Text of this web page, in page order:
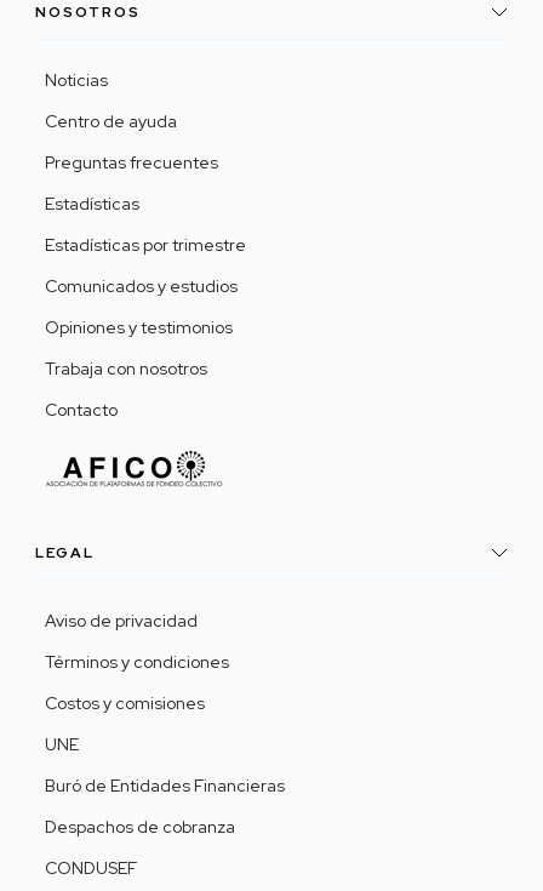
NOSOTROS
Noticias
Centro de ayuda
Preguntas frecuentes
Estadísticas
Estadísticas por trimestre
Comunicados y estudios
Opiniones y testimonios
Trabaja con nosotros
Contacto
LEGAL
Aviso de privacidad
Términos y condiciones
Costos y comisiones
UNE
Buró de Entidades Financieras
Despachos de cobranza
CONDUSEF